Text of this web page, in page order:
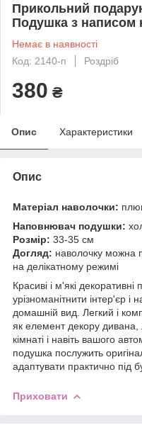
Прикольний
Подушка з написом
Немає в наявності
Код: 2140-п
Роздріб
380 ₴
Опис Характеристики
Опис
Матеріал наволочки:
Наповнювач подушки:
Розмір: 33-35 см
Догляд: наволочку можна
на делікатному режимі
Красиві і м'які
урізноманітнити інтер'єр
домашній вид. Легкий і
як елемент декору дивана,
кімнаті і навіть вашого
подушка послужить
адаптувати практично під
Приховати